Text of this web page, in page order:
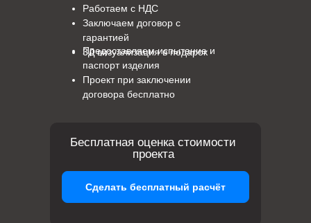
Предоставляем испытание и
паспорт изделия
Проект при заключении
договора бесплатно
Работаем с НДС
Заключаем договор с
гарантией
3Д визуализация в подарок
Бесплатная оценка стоимости
проекта
Сделать бесплатный расчёт